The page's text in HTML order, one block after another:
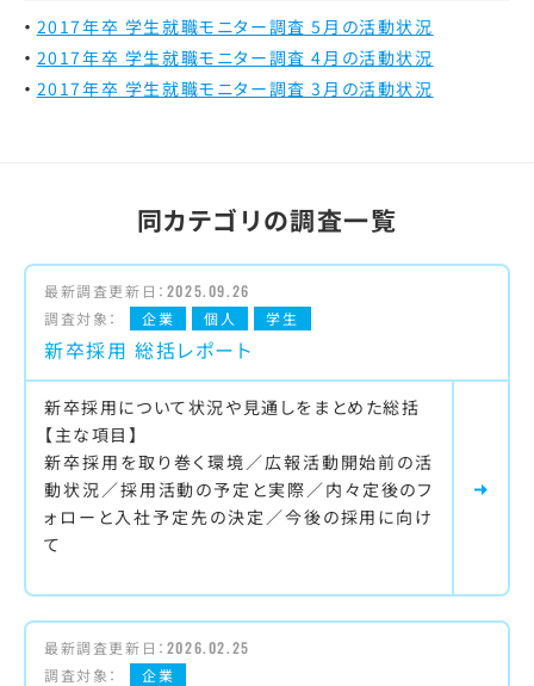
2017年卒 学生就職モニター調査 5月の活動状況
2017年卒 学生就職モニター調査 4月の活動状況
2017年卒 学生就職モニター調査 3月の活動状況
同カテゴリの調査一覧
最新調査更新日： 2025.09.26
調査対象：
企業 個人 学生
新卒採用 総括レポート
新卒採用について状況や見通しをまとめた総括
【主な項目】
新卒採用を取り巻く環境／広報活動開始前の活
動状況／採用活動の予定と実際／内々定後のフ
ォローと入社予定先の決定／今後の採用に向け
て
最新調査更新日： 2026.02.25
調査対象：
企業